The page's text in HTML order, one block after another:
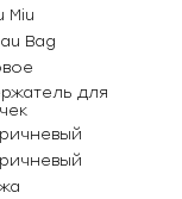
Miu
Bag
для